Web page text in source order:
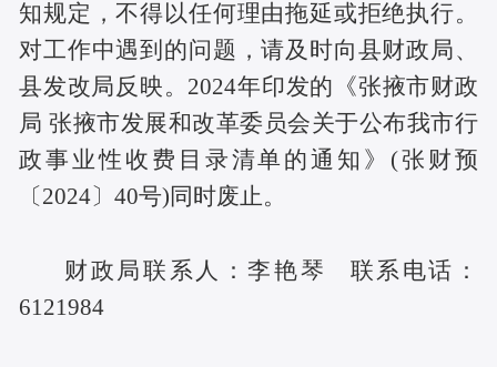
知规定，不得以任何理由拖延或拒绝执行。
对工作中遇到的问题，请及时向县财政局、
县发改局反映。2024年印发的《张掖市财政
局 张掖市发展和改革委员会关于公布我市行
政事业性收费目录清单的通知》(张财预
〔2024〕40号)同时废止。
财政局联系人：李艳琴 联系电话：
6121984